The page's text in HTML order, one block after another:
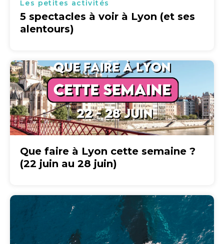
Les petites activités
5 spectacles à voir à Lyon (et ses
alentours)
Que faire à Lyon cette semaine ?
(22 juin au 28 juin)